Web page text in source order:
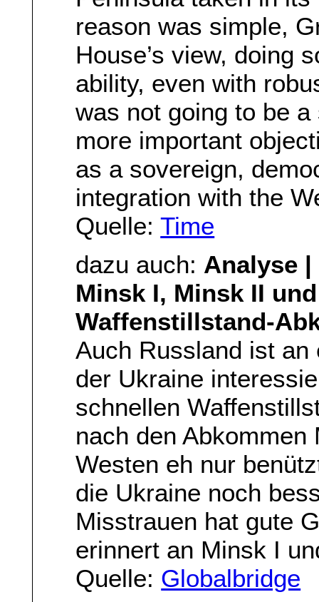
reason was simple,
House’s view, doing
ability, even with
was not going to be
more important
as a sovereign,
integration with the
Quelle:Time
dazu auch: Analyse
Minsk I, Minsk II
Waffenstillstand-
Auch Russland ist
der Ukraine
schnellen
nach den
Westen eh nur
die Ukraine noch
Misstrauen hat gute
erinnert an Minsk I
Quelle: Globalbridge